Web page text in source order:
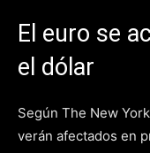
El euro se
el dólar
Según The New
verán afectados en